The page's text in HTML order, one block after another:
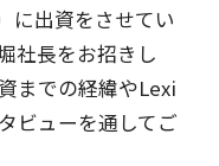
に出資をさせてい
社長をお招きし
までの経緯やLexi
ビューを通してご